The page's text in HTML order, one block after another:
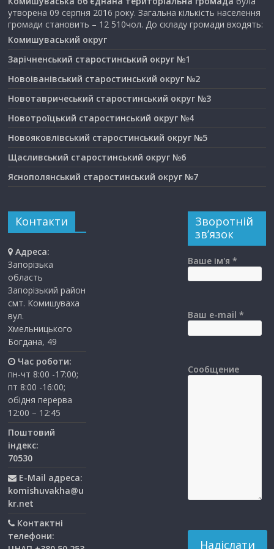
утворена 09 серпня 2016 року. Загальна кількість населення
громади становить – 12 510чол. До складу громади входять:
Комишуваський округ
Зарічненський старостинський округ №1
Новоіванівський старостинський округ №2
Новотавричеський старостинський округ №3
Новотроїцький старостинський округ №4
Новояковлівський старостинський округ №5
Щасливський старостинський округ №6
Яснополянський старостинський округ №7
Контакти
Адреса:
Запорізька
область
Запорізький район
смт. Комишуваха
вул.
Хмельницького
Богдана, 49
Час роботи:
пн-чт 8:00 -17:00;
пт 8:00 -16:00;
обідня перерва
12:00 – 12:45
Поштовий
індекс:
70530
E-Mail адреса:
komishuvakha@u
kr.net
Контактні
телефони:
Зворотній
зв’язок
Ваше ім'я *
Ваш e-mail *
Сообщение